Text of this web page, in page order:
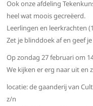
Ook onze afdeling
heel wat moois gecreëerd.
Leerlingen en leerkrachten
Zet je blinddoek af en geef
Op zondag 27 februari om
We kijken er erg naar uit en
locatie: de gaanderij van
z/n